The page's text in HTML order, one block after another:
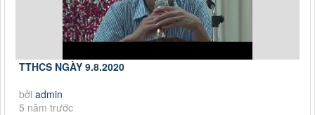
TTHCS NGÀY 9.8.2020
bởi admin
5 năm trước